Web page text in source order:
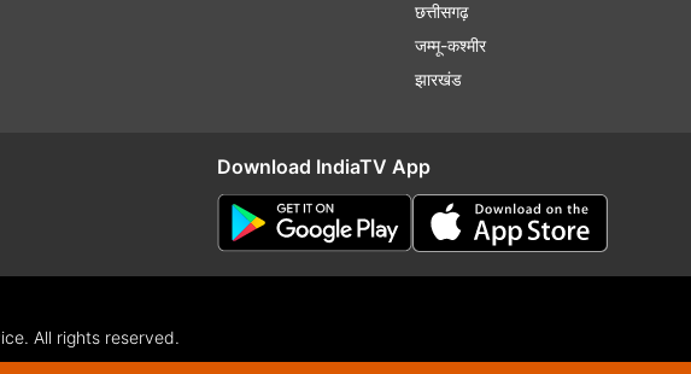
छत्तीसगढ़
जम्मू-कश्मीर
झारखंड
Download IndiaTV App
All rights reserved.